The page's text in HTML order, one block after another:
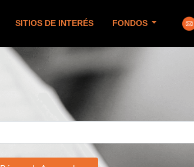
SITIOS DE INTERÉS FONDOS